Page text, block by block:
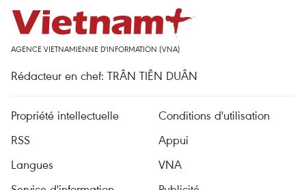
AGENCE VIETNAMIENNE D'INFORMATION (VNA)
Rédacteur en chef: TRÂN TIÊN DUÂN
Propriété intellectuelle
Conditions d'utilisation
RSS
Appui
Langues
VNA